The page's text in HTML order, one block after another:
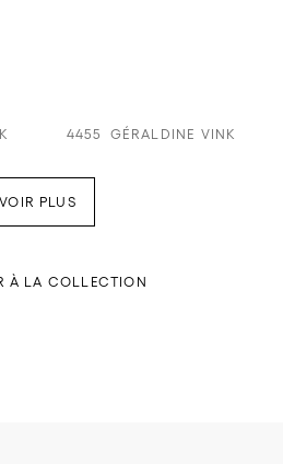
4455 GÉRALDINE VINK
VOIR PLUS
À LA COLLECTION